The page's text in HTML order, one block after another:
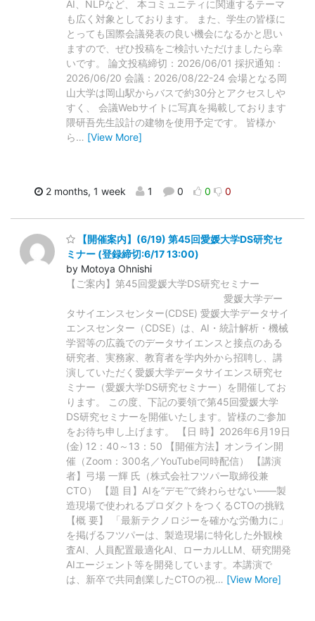
AI、NLPなど、 本コミュニティに関連するテーマ
も広く対象としております。 また、学生の皆様に
とっても国際会議発表の良い機会になるかと思い
ますので、ぜひ投稿をご検討いただけましたら幸
いです。 論文投稿締切：2026/06/01 採択通知：
2026/06/20 会議：2026/08/22-24 会場となる岡
山大学は岡山駅からバスで約30分とアクセスしや
すく、 会議Webサイトに写真を掲載しております
隈研吾先生設計の建物を使用予定です。 皆様か
ら… [View More]
2 months, 1 week 1 0 0 0
【開催案内】(6/19) 第45回愛媛大学DS研究セ
ミナー (登録締切:6/17 13:00)
by Motoya Ohnishi
【ご案内】第45回愛媛大学DS研究セミナー
愛媛大学デー
タサイエンスセンター(CDSE) 愛媛大学データサイ
エンスセンター（CDSE）は、AI・統計解析・機械
学習等の広義でのデータサイエンスと接点のある
研究者、実務家、教育者を学内外から招聘し、講
演していただく愛媛大学データサイエンス研究セ
ミナー（愛媛大学DS研究セミナー）を開催してお
ります。 この度、下記の要領で第45回愛媛大学
DS研究セミナーを開催いたします。皆様のご参加
をお待ち申し上げます。 【日 時】2026年6月19日
(金) 12：40～13：50 【開催方法】オンライン開
催（Zoom：300名／YouTube同時配信） 【講演
者】弓場 一輝 氏（株式会社フツパー取締役兼
CTO） 【題 目】AIを“デモ”で終わらせない——製
造現場で使われるプロダクトをつくるCTOの挑戦
【概 要】 「最新テクノロジーを確かな労働力に」
を掲げるフツパーは、製造現場に特化した外観検
査AI、人員配置最適化AI、ローカルLLM、研究開発
AIエージェント等を開発しています。本講演で
は、新卒で共同創業したCTOの視… [View More]